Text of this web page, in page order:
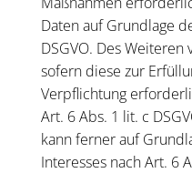
Daten auf Grundlage
DSGVO. Des
sofern diese zur
Verpflichtung
Art. 6 Abs. 1 lit. c
kann ferner auf
Interesses nach Art. 6